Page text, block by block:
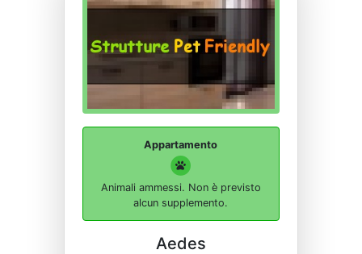
Appartamento
Animali ammessi. Non è previsto
alcun supplemento.
Aedes